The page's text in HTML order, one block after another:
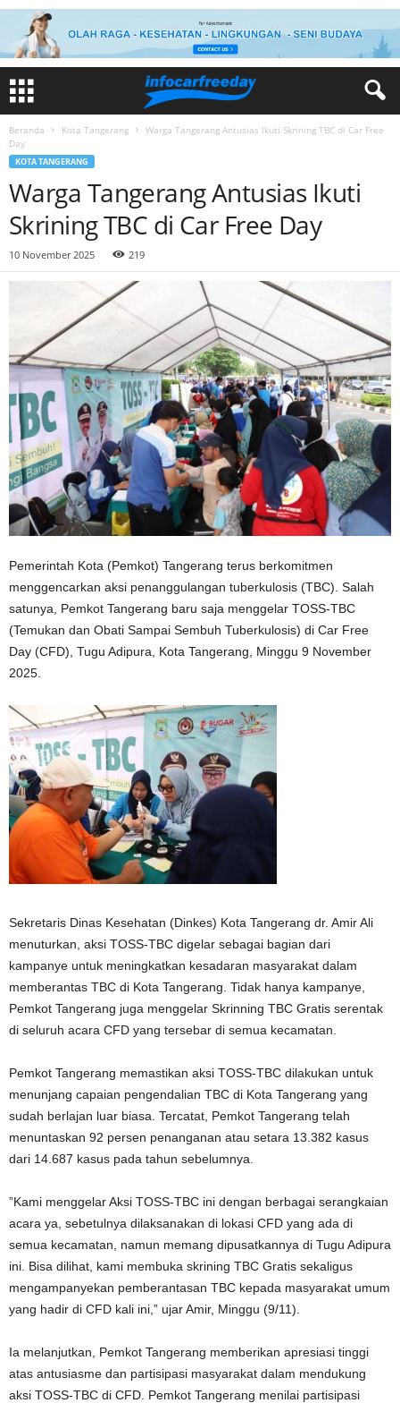
Beranda Kota Tangerang
Warga Tangerang Antusias Ikuti Skrining TBC di Car Free
Day
KOTA TANGERANG
Warga Tangerang Antusias Ikuti
Skrining TBC di Car Free Day
10 November 2025 219
Pemerintah Kota (Pemkot) Tangerang terus berkomitmen
menggencarkan aksi penanggulangan tuberkulosis (TBC). Salah
satunya, Pemkot Tangerang baru saja menggelar TOSS-TBC
(Temukan dan Obati Sampai Sembuh Tuberkulosis) di Car Free
Day (CFD), Tugu Adipura, Kota Tangerang, Minggu 9 November
2025.
Sekretaris Dinas Kesehatan (Dinkes) Kota Tangerang dr. Amir Ali
menuturkan, aksi TOSS-TBC digelar sebagai bagian dari
kampanye untuk meningkatkan kesadaran masyarakat dalam
memberantas TBC di Kota Tangerang. Tidak hanya kampanye,
Pemkot Tangerang juga menggelar Skrinning TBC Gratis serentak
di seluruh acara CFD yang tersebar di semua kecamatan.
Pemkot Tangerang memastikan aksi TOSS-TBC dilakukan untuk
menunjang capaian pengendalian TBC di Kota Tangerang yang
sudah berlajan luar biasa. Tercatat, Pemkot Tangerang telah
menuntaskan 92 persen penanganan atau setara 13.382 kasus
dari 14.687 kasus pada tahun sebelumnya.
”Kami menggelar Aksi TOSS-TBC ini dengan berbagai serangkaian
acara ya, sebetulnya dilaksanakan di lokasi CFD yang ada di
semua kecamatan, namun memang dipusatkannya di Tugu Adipura
ini. Bisa dilihat, kami membuka skrining TBC Gratis sekaligus
mengampanyekan pemberantasan TBC kepada masyarakat umum
yang hadir di CFD kali ini,” ujar Amir, Minggu (9/11).
Ia melanjutkan, Pemkot Tangerang memberikan apresiasi tinggi
atas antusiasme dan partisipasi masyarakat dalam mendukung
aksi TOSS-TBC di CFD. Pemkot Tangerang menilai partisipasi